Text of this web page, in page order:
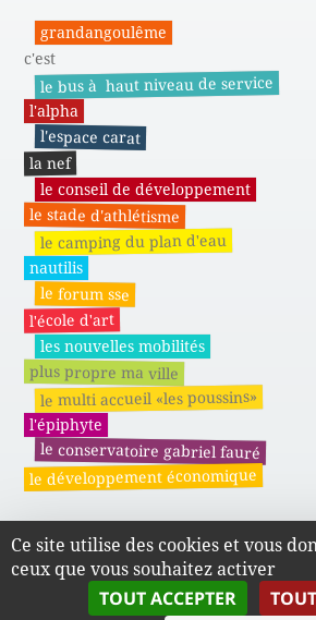
grandangoulême
c'est
le bus à haut niveau de service
l'alpha
l'espace carat
la nef
le conseil de développement
le stade d'athlétisme
le camping du plan d'eau
nautilis
le forum sse
l'école d'art
les nouvelles mobilités
plus propre ma ville
le multi accueil «les poussins»
l'épiphyte
le conservatoire gabriel fauré
le développement économique
Actes administratifs du
Ce site utilise des cookies et vous
ceux que vous souhaitez activer
TOUT ACCEPTER